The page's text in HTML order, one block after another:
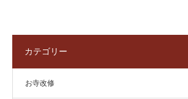
カテゴリー
お寺改修